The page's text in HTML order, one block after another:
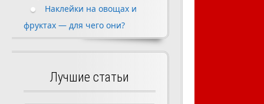
Наклейки на овощах и
фруктах — для чего они?
Лучшие статьи